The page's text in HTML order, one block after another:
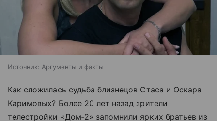
Источник: Аргументы и факты
Как сложилась судьба близнецов Стаса и Оскара
Каримовых? Более 20 лет назад зрители
телестройки «Дом‑2» запомнили ярких братьев из